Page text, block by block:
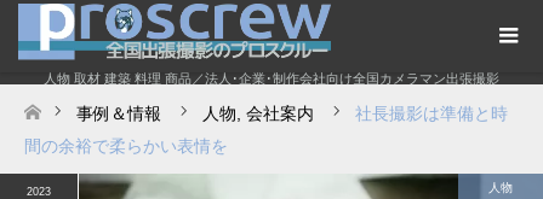
人物 取材 建築 料理 商品／法人･企業･制作会社向け全国カメラマン出張撮影
ホーム
事例＆情報 人物 会社案内
社長撮影は準備と時
間の余裕で柔らかい表情を
2023 人物